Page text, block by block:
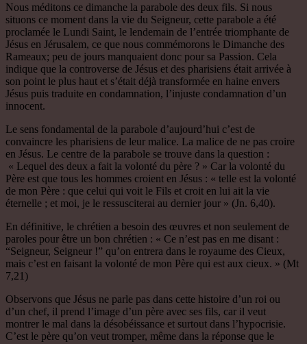
Nous méditons ce dimanche la parabole des deux fils. Si nous
situons ce moment dans la vie du Seigneur, cette parabole a été
proclamée le Lundi Saint, le lendemain de l’entrée triomphante de
Jésus en Jérusalem, ce que nous commémorons le Dimanche des
Rameaux; peu de jours manquaient donc pour sa Passion. Cela
indique que la controverse de Jésus et des pharisiens était arrivée à
son point le plus haut et s’était déjà transformée en haine envers
Jésus puis traduite en condamnation, l’injuste condamnation d’un
innocent.
Le sens fondamental de la parabole d’aujourd’hui c’est de
convaincre les pharisiens de leur malice. La malice de ne pas croire
en Jésus. Le centre de la parabole se trouve dans la question :
« Lequel des deux a fait la volonté du père ? » Car la volonté du
Père est que tous les hommes croient en Jésus : « telle est la volonté
de mon Père : que celui qui voit le Fils et croit en lui ait la vie
éternelle ; et moi, je le ressusciterai au dernier jour » (Jn. 6,40).
En définitive, le chrétien a besoin des œuvres et non seulement de
paroles pour être un bon chrétien : « Ce n’est pas en me disant :
“Seigneur, Seigneur !” qu’on entrera dans le royaume des Cieux,
mais c’est en faisant la volonté de mon Père qui est aux cieux. » (Mt
7,21)
Observons que Jésus ne parle pas dans cette histoire d’un roi ou
d’un chef, il prend l’image d’un père avec ses fils, car il veut
montrer le mal dans la désobéissance et surtout dans l’hypocrisie.
C’est le père qu’on veut tromper, même dans la réponse que le